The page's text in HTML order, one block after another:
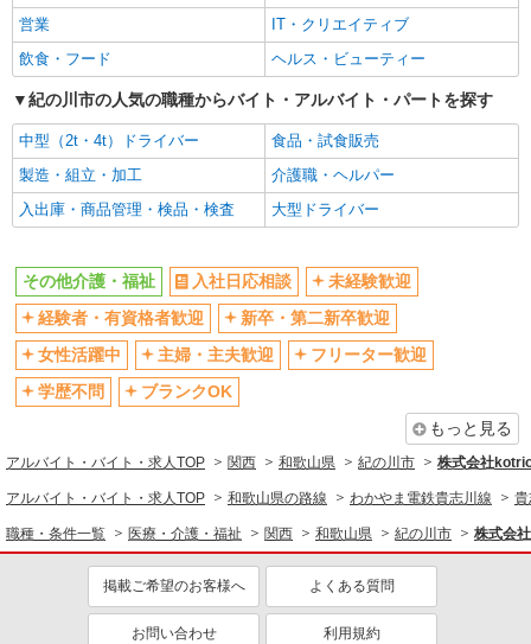
フリーター歓迎
学歴不問
ブランクOK
ミドル（40代～）活躍中
エルダー（50代～）活躍中
シニア（60代～）活躍中
高収入・高額
ボーナス・賞与あり
昇給あり
完全週休2日制
フルタイム歓迎
禁煙・分煙
駅直結・駅チカ
車通勤OK
残業少なめ（月20h未満）
交通費支給
社会保険あり
産休・育休取得実績あり
退職金・財形貯蓄制度あり
各種手当（家族・役職・インセン
資格取得支援制度あり
同じ職種から求人を探す
医療・介護・福祉
同じ特徴から求人を探す
未経験歓迎 ミドル（40代～）活躍中
営業
IT・クリエイティブ
飲食・フード
ヘルス・ビューティー
紀の川市の人気の職種からバイト・アルバイト・パートを探す
中型（2t・4t）ドライバー
食品・試食販売
製造・組立・加工
介護職・ヘルパー
入出庫・商品管理・検品・検査
大型ドライバー
その他介護・福祉 入社日応相談
未経験歓迎
経験者・有資格者歓迎
新卒・第二新卒歓迎
女性活躍中
主婦・主夫歓迎
フリーター歓迎
学歴不問
ブランクOK
もっと見る
アルバイト・バイト・求人TOP 関西 和歌山県 紀の川市 株式会社
アルバイト・バイト・求人TOP 和歌山県の路線 わかやま電鉄貴志川線
職種・条件一覧 医療・介護・福祉 関西 和歌山県 紀の川市 株式会
掲載ご希望のお客様へ よくある質問
お問い合わせ 利用規約